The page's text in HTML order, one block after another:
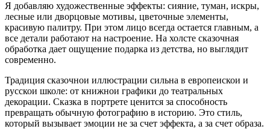
Я добавляю художественные эффекты: сияние, туман, искры,
лесные или дворцовые мотивы, цветочные элементы,
красивую палитру. При этом лицо всегда остается главным, а
все детали работают на настроение. На холсте сказочная
обработка дает ощущение подарка из детства, но выглядит
современно.
Традиция сказочнои иллюстрации сильна в европеискои и
русскои школе: от книжнои графики до театральных
декорации. Сказка в портрете ценится за способность
превращать обычную фотографию в историю. Это стиль,
который вызывает эмоции не за счет эффекта, а за счет образа.